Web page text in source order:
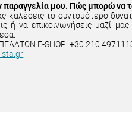
παραγγελία μου. Πώς μπορώ να
καλέσεις το συντομότερο
ή να επικοινωνήσεις μαζί
E-SHOP: +30 210